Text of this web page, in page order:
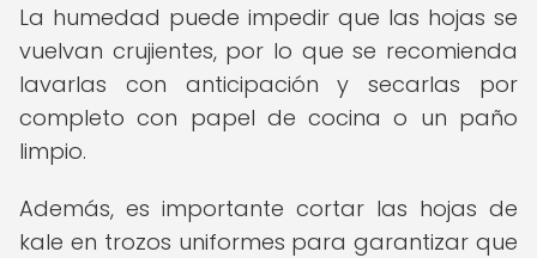
La humedad puede impedir que las hojas se
vuelvan crujientes, por lo que se recomienda
lavarlas con anticipación y secarlas por
completo con papel de cocina o un paño
limpio.
Además, es importante cortar las hojas de
kale en trozos uniformes para garantizar que